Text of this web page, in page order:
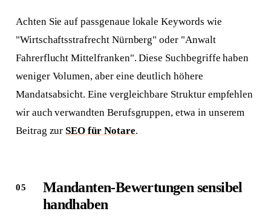
Achten Sie auf passgenaue lokale Keywords wie
"Wirtschaftsstrafrecht Nürnberg" oder "Anwalt
Fahrerflucht Mittelfranken". Diese Suchbegriffe haben
weniger Volumen, aber eine deutlich höhere
Mandatsabsicht. Eine vergleichbare Struktur empfehlen
wir auch verwandten Berufsgruppen, etwa in unserem
Beitrag zurSEO für Notare.
Mandanten-Bewertungen sensibel
handhaben